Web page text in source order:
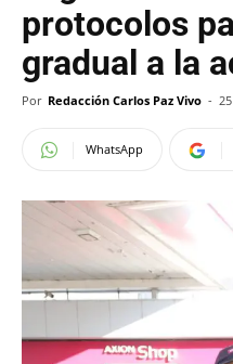
protocolos
gradual a la
Por Redacción Carlos Paz Vivo -
WhatsApp